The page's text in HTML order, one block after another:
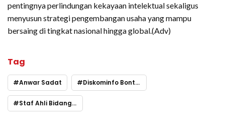
pentingnya perlindungan kekayaan intelektual sekaligus
menyusun strategi pengembangan usaha yang mampu
bersaing di tingkat nasional hingga global.(Adv)
Tag
Anwar Sadat Diskominfo Bontang
Staf Ahli Bidang Pemerintahan dan Hukum